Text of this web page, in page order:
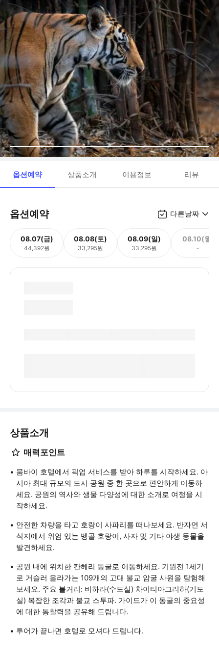
옵션예약 상품소개 이용정보 리뷰
옵션예약 다른날짜
08.07(금)
44,392원
08.08(토)
33,295원
08.09(일)
33,295원
08.10(월)
-
상품소개
매력포인트
뭄바이 호텔에서 픽업 서비스를 받아 하루를 시작하세요. 아
시아 최대 규모의 도시 공원 중 한 곳으로 편안하게 이동하
세요. 공원의 역사와 생물 다양성에 대한 소개로 여정을 시
작하세요.
안전한 차량을 타고 호랑이 사파리를 떠나보세요. 반자연 서
식지에서 위엄 있는 벵골 호랑이, 사자 및 기타 야생 동물을
발견하세요.
공원 내에 위치한 칸헤리 동굴로 이동하세요. 기원전 1세기
로 거슬러 올라가는 109개의 고대 불교 암굴 사원을 탐험해
보세요. 주요 볼거리: 비하라(수도실) 차이티아그리하(기도
실) 복잡한 조각과 불교 스투파. 가이드가 이 동굴의 중요성
에 대한 통찰력을 공유해 드립니다.
투어가 끝나면 호텔로 모셔다 드립니다.